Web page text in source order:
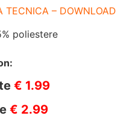
TECNICA – DOWNLOAD
poliestere
€ 1.99
€ 2.99